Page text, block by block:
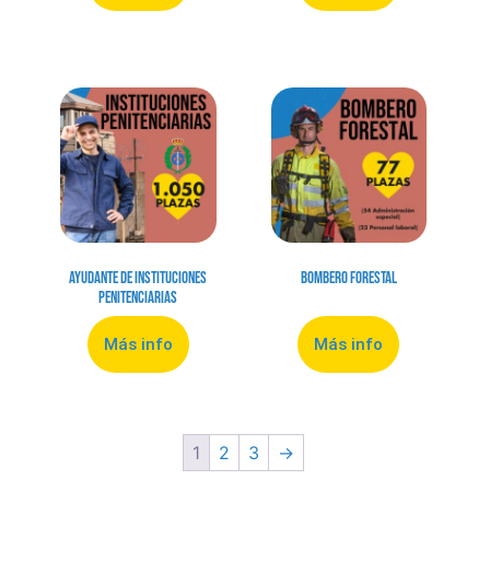
Ayudante de Instituciones
Penitenciarias
Más info
Bombero Forestal
Más info
1 2 3 →